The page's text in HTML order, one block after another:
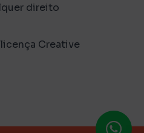
direito
Creative